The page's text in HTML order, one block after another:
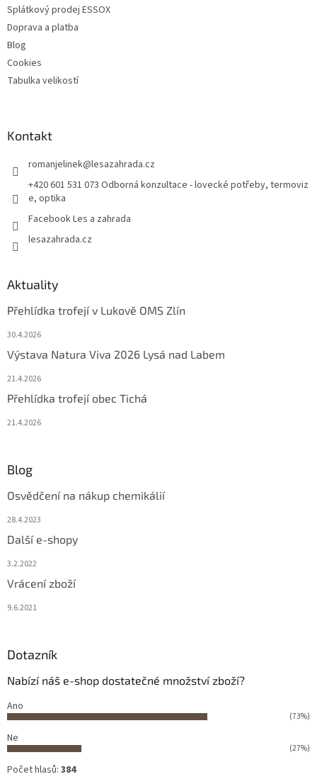
Splátkový prodej ESSOX
Doprava a platba
Blog
Cookies
Tabulka velikostí
Kontakt
romanjelinek@lesazahrada.cz
+420 601 531 073 Odborná konzultace - lovecké potřeby, termoviz
e, optika
Facebook Les a zahrada
lesazahrada.cz
Aktuality
Přehlídka trofejí v Lukově OMS Zlín
30.4.2026
Výstava Natura Viva 2026 Lysá nad Labem
21.4.2026
Přehlídka trofejí obec Tichá
21.4.2026
Blog
Osvědčení na nákup chemikálií
28.4.2023
Další e-shopy
3.2.2022
Vrácení zboží
9.6.2021
Dotazník
Nabízí náš e-shop dostatečné množství zboží?
Ano
(73%)
Ne
(27%)
Počet hlasů: 384